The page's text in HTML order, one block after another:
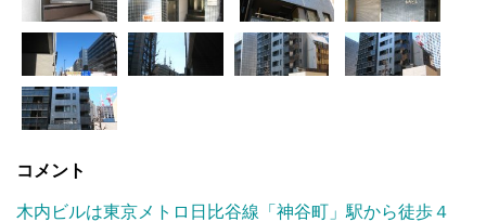
コメント
木内ビルは東京メトロ日比谷線「神谷町」駅から徒歩４